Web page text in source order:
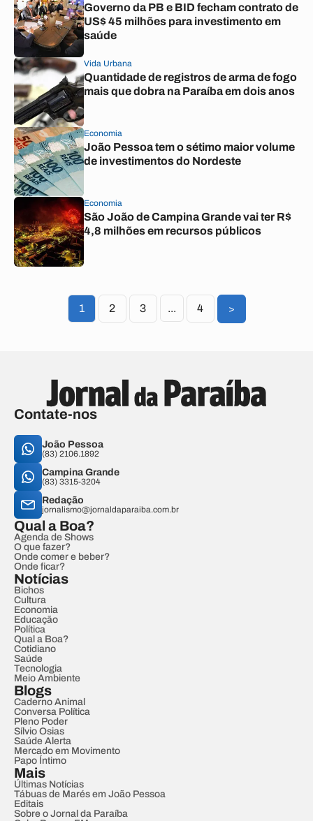
Governo da PB e BID fecham contrato de
US$ 45 milhões para investimento em
saúde
Vida Urbana
Quantidade de registros de arma de fogo
mais que dobra na Paraíba em dois anos
Economia
João Pessoa tem o sétimo maior volume
de investimentos do Nordeste
Economia
São João de Campina Grande vai ter R$
4,8 milhões em recursos públicos
1 2 3 ... 4 >
Contate-nos
João Pessoa
(83) 2106.1892
Campina Grande
(83) 3315-3204
Redação
jornalismo@jornaldaparaiba.com.br
Qual a Boa?
Agenda de Shows
O que fazer?
Onde comer e beber?
Onde ficar?
Notícias
Bichos
Cultura
Economia
Educação
Política
Qual a Boa?
Cotidiano
Saúde
Tecnologia
Meio Ambiente
Blogs
Caderno Animal
Conversa Política
Pleno Poder
Sílvio Osias
Saúde Alerta
Mercado em Movimento
Papo Íntimo
Mais
Últimas Notícias
Tábuas de Marés em João Pessoa
Editais
Sobre o Jornal da Paraíba